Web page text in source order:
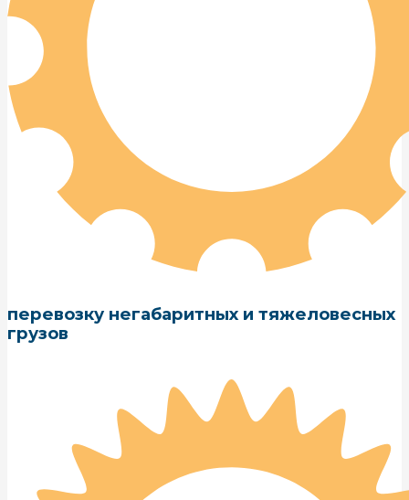
перевозку негабаритных и тяжеловесных
грузов